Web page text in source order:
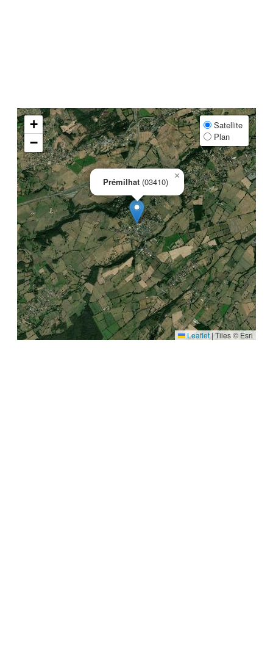
Prémilhat (03410)
×
+
−
Satellite
Plan
Leaflet |Tiles © Esri